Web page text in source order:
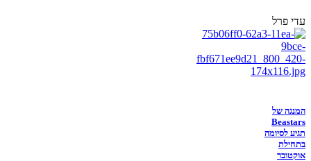
עדי פרל
המנגה של
Beastars
תגיע לסיומה
בתחילת
אוקטובר